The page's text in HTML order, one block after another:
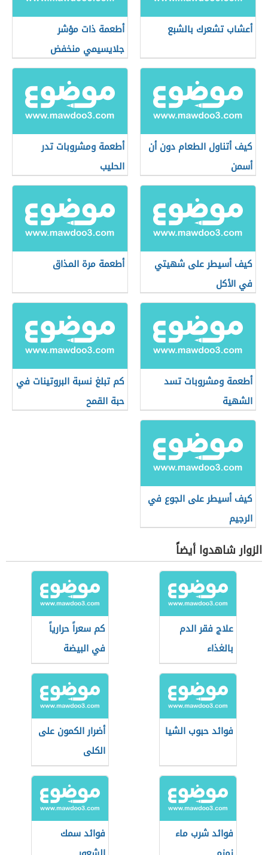
أعشاب تشعرك بالشبع
أطعمة ذات مؤشر
جلايسيمي منخفض
كيف أتناول الطعام دون أن
أسمن
أطعمة ومشروبات تدر
الحليب
كيف أسيطر على شهيتي
في الأكل
أطعمة مرة المذاق
أطعمة ومشروبات تسد
الشهية
كم تبلغ نسبة البروتينات في
حبة القمح
كيف أسيطر على الجوع في
الرجيم
الزوار شاهدوا أيضاً
علاج فقر الدم
بالغذاء
كم سعراً حرارياً
في البيضة
المسلوقة
فوائد حبوب الشيا
أضرار الكمون على
الكلى
فوائد شرب ماء
فوائد سمك